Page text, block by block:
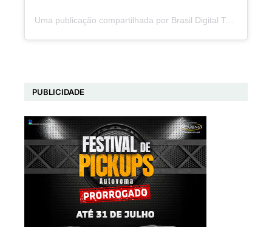
Uma publicação compartilhada por Brasil Digital Telecom (@brasildigitaltelecom)
PUBLICIDADE